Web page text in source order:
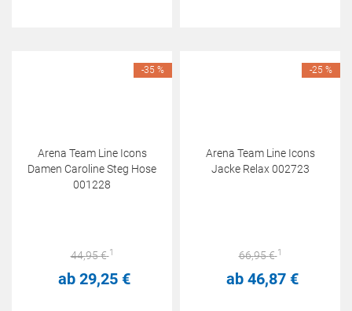
Arena Team Line Icons
Damen Caroline Steg Hose
001228
44,95€ 1
ab 29,25 €
-35 %
Arena Team Line Icons
Jacke Relax 002723
66,95€ 1
ab 46,87 €
-25 %